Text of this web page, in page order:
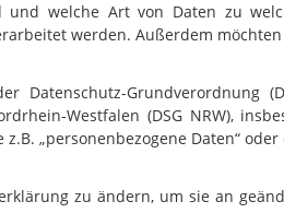
und welche Art von Daten zu
werden. Außerdem
Datenschutz-Grundverordnung
Westfalen (DSG NRW),
„personenbezogene Daten“
zu ändern, um sie an